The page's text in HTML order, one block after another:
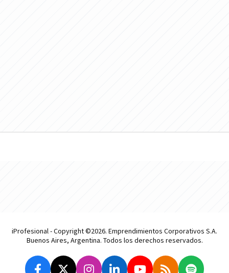
iProfesional - Copyright ©2026. Emprendimientos Corporativos S.A.
Buenos Aires, Argentina. Todos los derechos reservados.